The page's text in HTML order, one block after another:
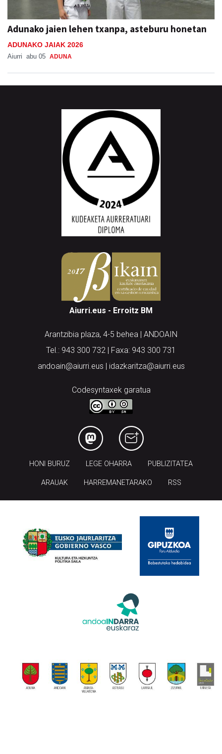
Adunako jaien lehen txanpa, asteburu honetan
ADUNAKO JAIAK 2026
Aiurri abu 05 ADUNA
Aiurri.eus - Erroitz BM
Arantzibia plaza, 4-5 behea | ANDOAIN
Tel.: 943 300 732 | Faxa: 943 300 731
andoain@aiurri.eus | idazkaritza@aiurri.eus
Codesyntaxek garatua
HONI BURUZ LEGE OHARRA PUBLIZITATEA
ARAUAK HARREMANETARAKO RSS